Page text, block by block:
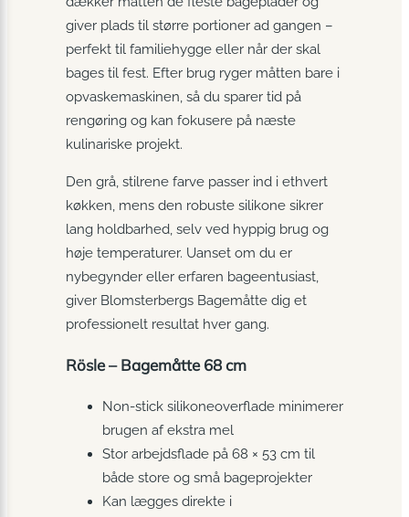
giver plads til større portioner ad gangen –
perfekt til familiehygge eller når der skal
bages til fest. Efter brug ryger måtten bare i
opvaskemaskinen, så du sparer tid på
rengøring og kan fokusere på næste
kulinariske projekt.
Den grå, stilrene farve passer ind i ethvert
køkken, mens den robuste silikone sikrer
lang holdbarhed, selv ved hyppig brug og
høje temperaturer. Uanset om du er
nybegynder eller erfaren bageentusiast,
giver Blomsterbergs Bagemåtte dig et
professionelt resultat hver gang.
Rösle – Bagemåtte 68 cm
Non-stick silikoneoverflade minimerer
brugen af ekstra mel
Stor arbejdsflade på 68 × 53 cm til
både store og små bageprojekter
Kan lægges direkte i